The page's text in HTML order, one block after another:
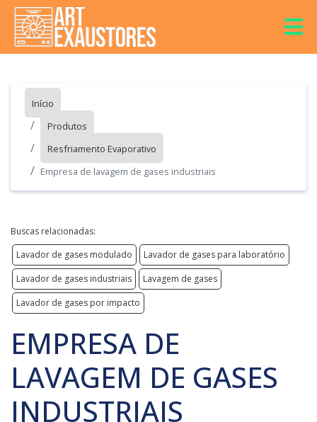
Início
Produtos
Resfriamento Evaporativo
Empresa de lavagem de gases industriais
Buscas relacionadas:
Lavador de gases modulado
Lavador de gases para laboratório
Lavador de gases industriais
Lavagem de gases
Lavador de gases por impacto
EMPRESA DE
LAVAGEM DE GASES
INDUSTRIAIS